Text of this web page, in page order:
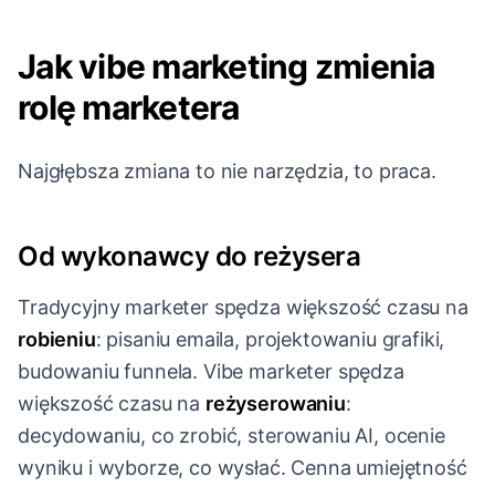
Jak vibe marketing zmienia
rolę marketera
Najgłębsza zmiana to nie narzędzia, to praca.
Od wykonawcy do reżysera
Tradycyjny marketer spędza większość czasu na
robieniu: pisaniu emaila, projektowaniu grafiki,
budowaniu funnela. Vibe marketer spędza
większość czasu na reżyserowaniu:
decydowaniu, co zrobić, sterowaniu AI, ocenie
wyniku i wyborze, co wysłać. Cenna umiejętność